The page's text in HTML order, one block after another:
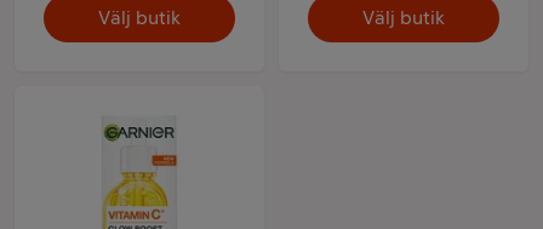
Välj butik Välj butik